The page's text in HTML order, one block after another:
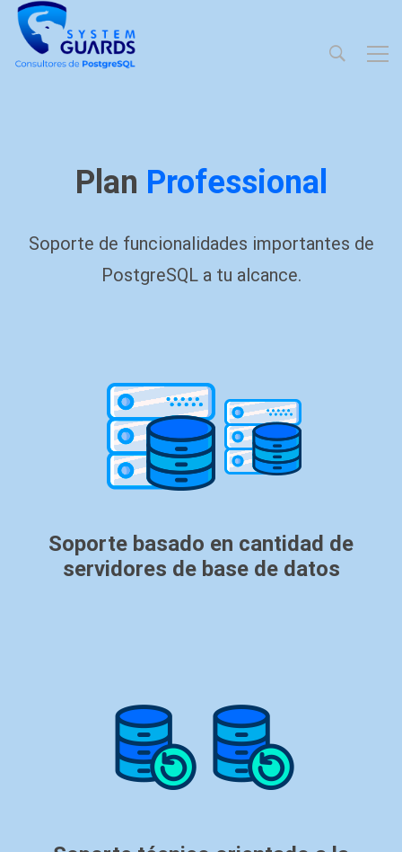
Plan Professional
Soporte de funcionalidades importantes de
PostgreSQL a tu alcance.
Soporte basado en cantidad de
servidores de base de datos